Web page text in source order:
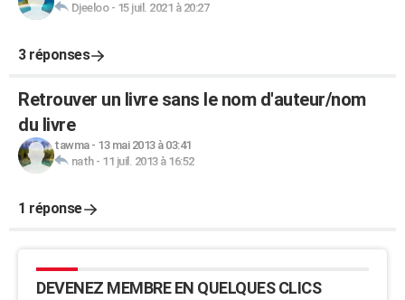
Djeeloo- 15 juil. 2021 à 20:27
3 réponses
Retrouver un livre sans le nom d'auteur/nom
du livre
tawma- 13 mai 2013 à 03:41
nath- 11 juil. 2013 à 16:52
1 réponse
DEVENEZ MEMBRE EN QUELQUES CLICS